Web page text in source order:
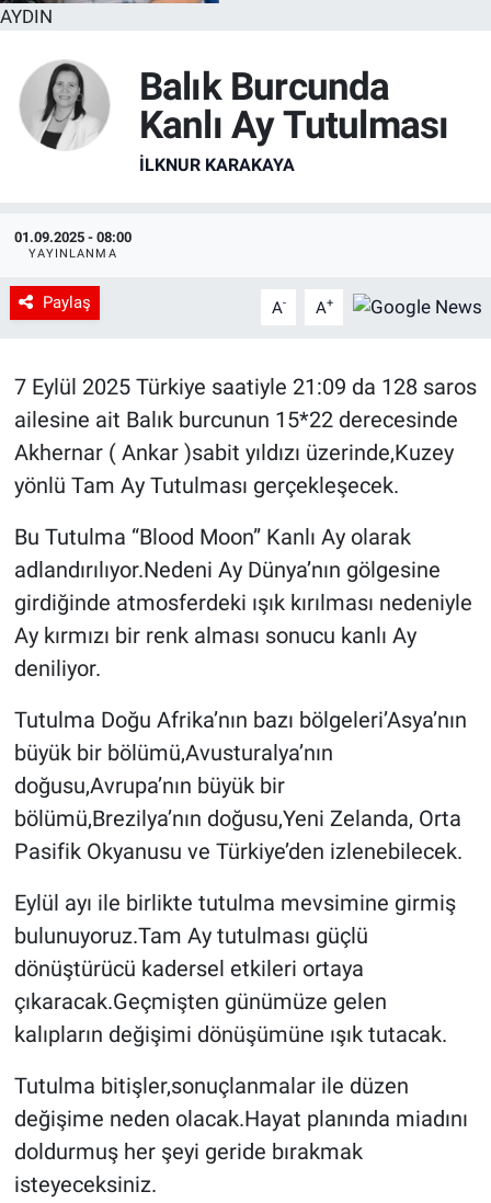
AYDIN
Balık Burcunda
Kanlı Ay Tutulması
İLKNUR KARAKAYA
01.09.2025 - 08:00
YAYINLANMA
Paylaş A- A+
7 Eylül 2025 Türkiye saatiyle 21:09 da 128 saros
ailesine ait Balık burcunun 15*22 derecesinde
Akhernar ( Ankar )sabit yıldızı üzerinde,Kuzey
yönlü Tam Ay Tutulması gerçekleşecek.
Bu Tutulma “Blood Moon” Kanlı Ay olarak
adlandırılıyor.Nedeni Ay Dünya’nın gölgesine
girdiğinde atmosferdeki ışık kırılması nedeniyle
Ay kırmızı bir renk alması sonucu kanlı Ay
deniliyor.
Tutulma Doğu Afrika’nın bazı bölgeleri’Asya’nın
büyük bir bölümü,Avusturalya’nın
doğusu,Avrupa’nın büyük bir
bölümü,Brezilya’nın doğusu,Yeni Zelanda, Orta
Pasifik Okyanusu ve Türkiye’den izlenebilecek.
Eylül ayı ile birlikte tutulma mevsimine girmiş
bulunuyoruz.Tam Ay tutulması güçlü
dönüştürücü kadersel etkileri ortaya
çıkaracak.Geçmişten günümüze gelen
kalıpların değişimi dönüşümüne ışık tutacak.
Tutulma bitişler,sonuçlanmalar ile düzen
değişime neden olacak.Hayat planında miadını
doldurmuş her şeyi geride bırakmak
isteyeceksiniz.